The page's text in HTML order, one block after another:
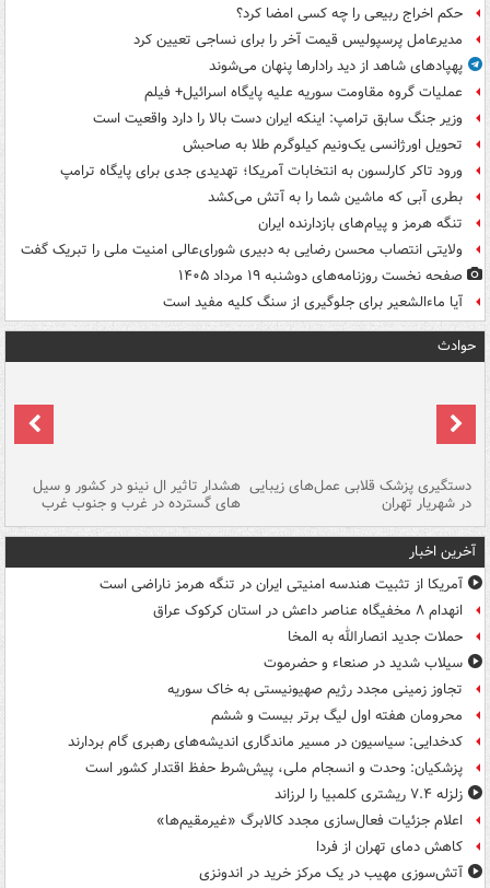
حکم اخراج ربیعی را چه کسی امضا کرد؟
مدیرعامل پرسپولیس قیمت آخر را برای نساجی تعیین کرد
پهپادهای شاهد از دید رادارها پنهان می‌شوند
عملیات گروه مقاومت سوریه علیه پایگاه اسرائیل+ فیلم
وزیر جنگ سابق ترامپ: اینکه ایران دست بالا را دارد واقعیت است
تحویل اورژانسی یک‌ونیم کیلوگرم طلا به صاحبش
ورود تاکر کارلسون به انتخابات آمریکا؛ تهدیدی جدی برای پایگاه ترامپ
بطری آبی که ماشین شما را به آتش می‌کشد
تنگه هرمز و پیام‌های بازدارنده ایران
ولایتی انتصاب محسن رضایی به دبیری شورای‌عالی امنیت ملی را تبریک گفت
صفحه نخست روزنامه‌های دوشنبه ۱۹ مرداد ۱۴۰۵
آیا ماءالشعیر برای جلوگیری از سنگ کلیه مفید است
حوادث
دستگیری پزشک قلابی عمل‌های زیبایی
در شهریار تهران
هشدار تاثیر ال نینو در کشور و سیل
های گسترده در غرب و جنوب غرب
آخرین اخبار
آمریکا از تثبیت هندسه امنیتی ایران در تنگه هرمز ناراضی است
انهدام ۸ مخفیگاه عناصر داعش در استان کرکوک عراق
حملات جدید انصارالله به المخا
سیلاب شدید در صنعاء و حضرموت
تجاوز زمینی مجدد رژیم صهیونیستی به خاک سوریه
محرومان هفته اول لیگ برتر بیست و ششم
کدخدایی: سیاسیون در مسیر ماندگاری اندیشه‌های رهبری گام بردارند
پزشکیان: وحدت و انسجام ملی، پیش‌شرط حفظ اقتدار کشور است
زلزله ۷.۴ ریشتری کلمبیا را لرزاند
اعلام جزئیات فعال‌سازی مجدد کالابرگ «غیرمقیم‌ها»
کاهش دمای تهران از فردا
آتش‌سوزی مهیب در یک مرکز خرید در اندونزی